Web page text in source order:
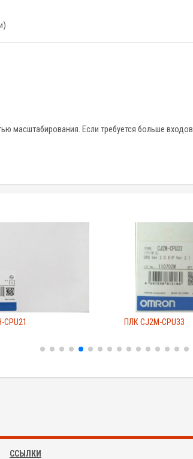
масштабирования. Если требуется больше
CPU21 ПЛК CJ2M-CPU33
ССЫЛКИ